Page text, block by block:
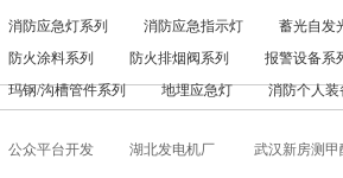
消防应急灯系列 消防应急指示灯
蓄光自发
防火涂料系列
防火排烟阀系列
报警设备系
玛钢/沟槽管件系列
地埋应急灯 消防个人装
公众平台开发 湖北发电机厂 武汉新房测甲